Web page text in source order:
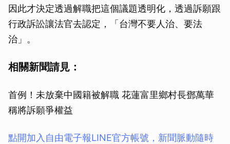
因此才決定透過解職把這個議題透明化，透過訴願跟
行政訴訟讓法官去認定，「台灣不要人治、要法
治」。
相關新聞請見：
首例！未放棄中國籍被解職 花蓮富里鄉村長鄧萬華
稱將訴願爭權益
點開加入自由電子報LINE官方帳號，新聞脈動隨時